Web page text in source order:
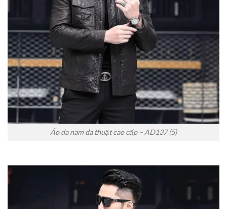
Áo da nam da thuật cao cấp – AD137 (5)